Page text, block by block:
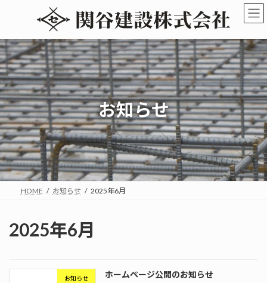
ン
ツ
へ
ス
キ
ッ
プ
ー
シ
ョ
ン
に
移
動
お知らせ
HOME お知らせ 2025年6月
2025年6月
お知らせ ホームページ公開のお知らせ